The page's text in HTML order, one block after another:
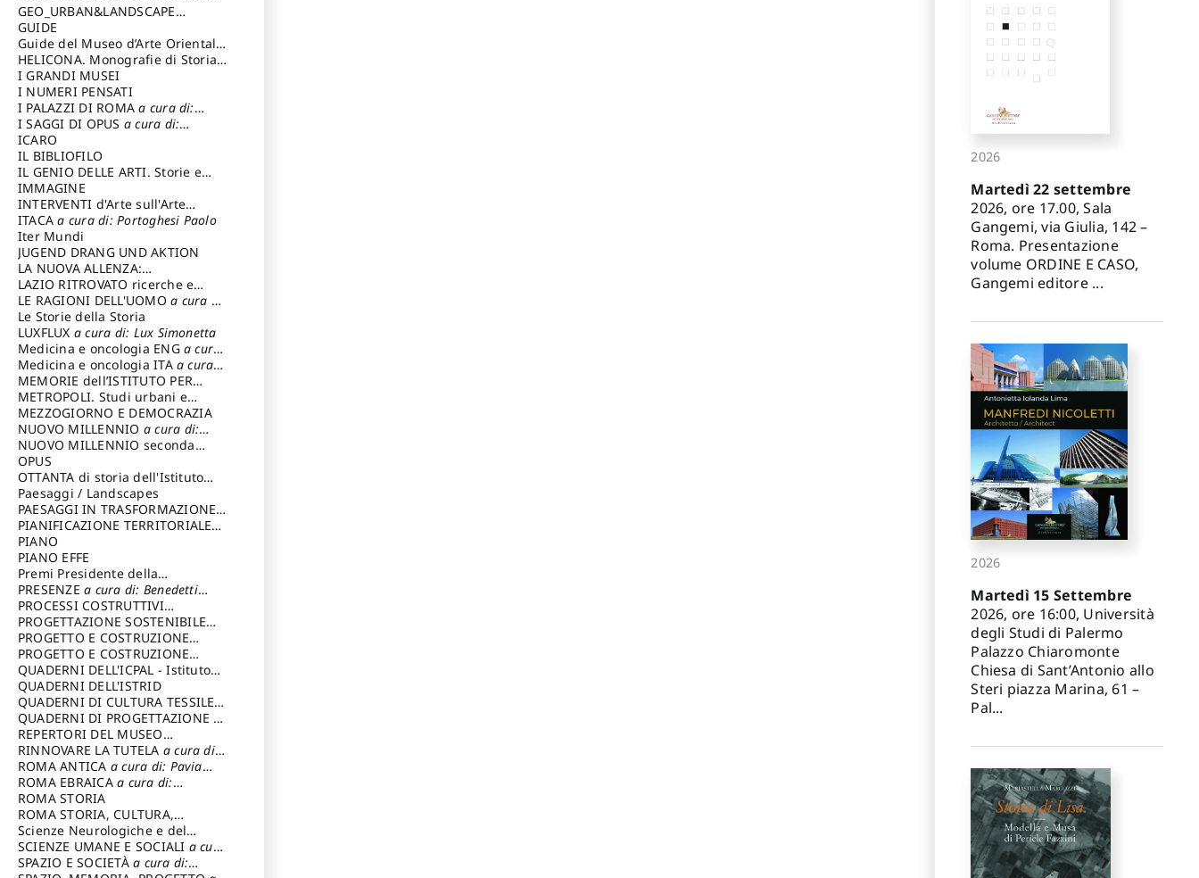
DEL RISORGIMENTO
GEO_URBAN&LANDSCAPE
PLANNING (GULP)
Trusiani Elio
GUIDE
Guide del Museo d’Arte Orientale
“Giuseppe Tucci”
HELICONA. Monografie di Storia
dell'Artea cura di: Gallo Marco
I GRANDI MUSEI
I NUMERI PENSATI
I PALAZZI DI ROMAa cura di:
Ippoliti Alessandro
I SAGGI DI OPUS a cura di:
Scalesse Tommaso
ICARO
IL BIBLIOFILO
IL GENIO DELLE ARTI. Storie e
interpretazione
IMMAGINE
INTERVENTI d'Arte sull'Arte
dedicata alla cultura della
conservazione d’arte
Fondazione Paola Droghetti onlus
ITACAa cura di: Portoghesi Paolo
Iter Mundi
JUGEND DRANG UND AKTION
LA NUOVA ALLENZA:
ARCHITETTURA & AMBIENTE
LAZIO RITROVATO ricerche e
restauri
LE RAGIONI DELL'UOMOa cura di:
Lombardi Satriani Luigi
Le Storie della Storia
LUXFLUX a cura di: Lux Simonetta
Medicina e oncologia ENG a cura
di: Lopez Massimo
Medicina e oncologia ITA a cura
di: Lopez Massimo
MEMORIE dell’ISTITUTO PER
STORIA DEL RISORGIMENTO
METROPOLI. Studi urbani e
regionali
MEZZOGIORNO E DEMOCRAZIA
NUOVO MILLENNIO a cura di:
Capaldo Pellegrino
NUOVO MILLENNIO seconda
serie
Francesco
OPUS
OTTANTA di storia dell'Istituto
storia dell’Istitutoa cura di:
Cavalieri Patrizia
Paesaggi / Landscapes
PAESAGGI IN TRASFORMAZIONEa
cura di: Corti Enrico A.
PIANIFICAZIONE TERRITORIALE
URBANISTICA ED AMBIENTALE
cura di: Costa Enrico
PIANO
PIANO EFFE
Premi Presidente della
Repubblica
PRESENZEa cura di: Benedetti
Sandro
PROCESSI COSTRUTTIVI
DELL'ARCHITETTURAa cura di:
Ippoliti Alessandro
PROGETTAZIONE SOSTENIBILE
PARTECIPATA
PROGETTO E COSTRUZIONE
DELL’ARCHITETTURA
PROGETTO E COSTRUZIONE
SOSTENIBILE
QUADERNI DELL'ICPAL - Istituto
centrale per il restauro e la
conservazione del patrimonio
archivistico e librario
QUADERNI DELL'ISTRID
QUADERNI DI CULTURA TESSILEa
cura di: Crispolti Livia
QUADERNI DI PROGETTAZIONE a
cura di: Giura Longo Tommaso
REPERTORI DEL MUSEO
CENTRALE DEL RISORGIMENTOa
cura di: Pizzo Marco
RINNOVARE LA TUTELA a cura di:
Cicalò Enrico
ROMA ANTICA a cura di: Pavia
Carlo
ROMA EBRAICAa cura di:
Procaccia Claudio
ROMA STORIA
ROMA STORIA, CULTURA,
IMMAGINEa cura di: Fagiolo
Marcello
Scienze Neurologiche e del
Comportamento
SCIENZE UMANE E SOCIALI a cura
di: Iannizzi Salvatore
SPAZIO E SOCIETÀa cura di:
2026
Martedì 22 settembre
2026, ore 17.00, Sala
Gangemi, via Giulia, 142 –
Roma. Presentazione
volume ORDINE E CASO,
Gangemi editore ...
2026
Martedì 15 Settembre
2026, ore 16:00, Università
degli Studi di Palermo
Palazzo Chiaromonte
Chiesa di Sant’Antonio allo
Steri piazza Marina, 61 –
Pal...